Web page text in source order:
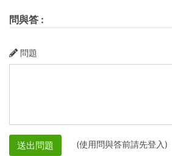
問與答 :
問題
送出問題 (使用問與答前請先登入)